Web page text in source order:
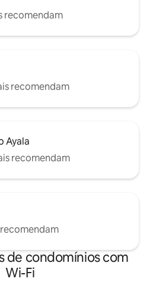
recomendam
recomendam
Ayala
recomendam
de condomínios com
Wi-Fi